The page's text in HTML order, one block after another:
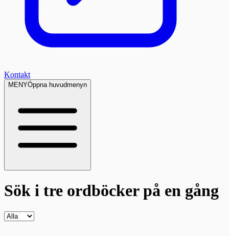
Kontakt
MENYÖppna huvudmenyn
Sök i tre ordböckerpå en gång